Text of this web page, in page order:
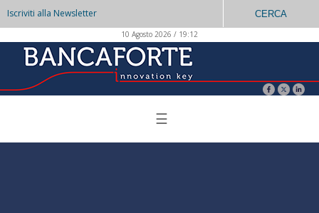
Iscriviti alla Newsletter CERCA
10 Agosto 2026 / 19:12
☰